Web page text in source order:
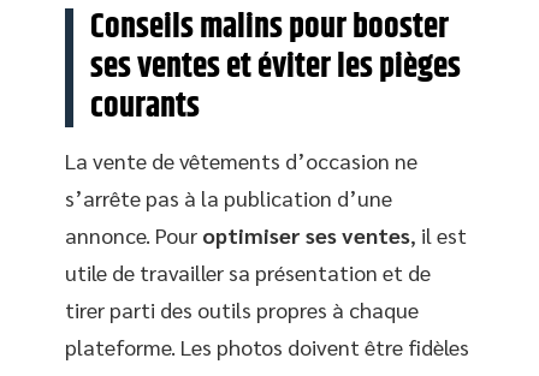
Conseils malins pour booster
ses ventes et éviter les pièges
courants
La vente de vêtements d’occasion ne
s’arrête pas à la publication d’une
annonce. Pour optimiser ses ventes, il est
utile de travailler sa présentation et de
tirer parti des outils propres à chaque
plateforme. Les photos doivent être fidèles